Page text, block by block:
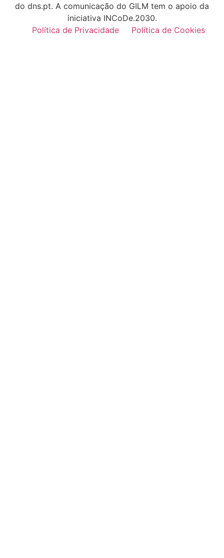
do dns.pt. A comunicação do GILM tem o apoio da
iniciativa INCoDe.2030.
Política de Privacidade
Política de Cookies